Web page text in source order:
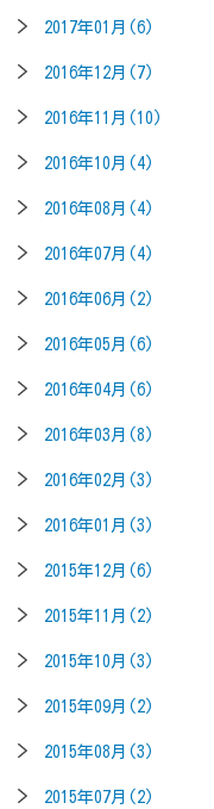
2017年01月(6)
2016年12月(7)
2016年11月(10)
2016年10月(4)
2016年08月(4)
2016年07月(4)
2016年06月(2)
2016年05月(6)
2016年04月(6)
2016年03月(8)
2016年02月(3)
2016年01月(3)
2015年12月(6)
2015年11月(2)
2015年10月(3)
2015年09月(2)
2015年08月(3)
2015年07月(2)